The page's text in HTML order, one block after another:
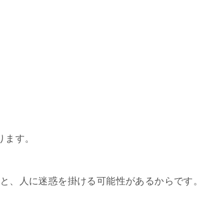
す。
、人に迷惑を掛ける可能性があるからです